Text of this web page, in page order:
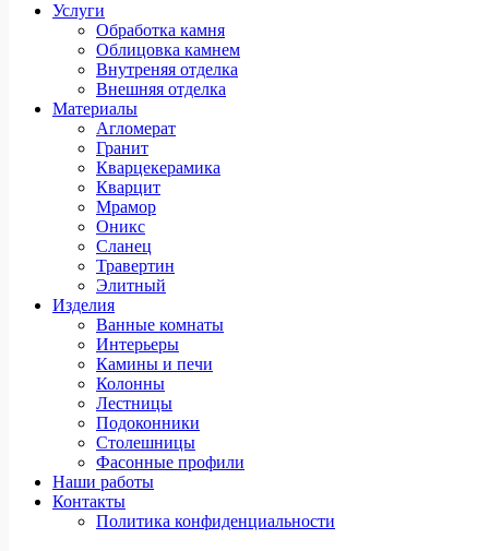
Услуги
Обработка камня
Облицовка камнем
Внутреняя отделка
Внешняя отделка
Материалы
Агломерат
Гранит
Кварцекерамика
Кварцит
Мрамор
Оникс
Сланец
Травертин
Элитный
Изделия
Ванные комнаты
Интерьеры
Камины и печи
Колонны
Лестницы
Подоконники
Столешницы
Фасонные профили
Наши работы
Контакты
Политика конфиденциальности